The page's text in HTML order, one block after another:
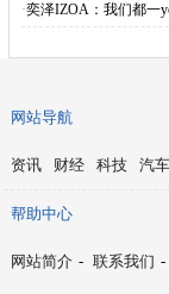
·奕泽IZOA：我们都一
网站导航
资讯 财经 科技 汽车
帮助中心
网站简介 - 联系我们 -